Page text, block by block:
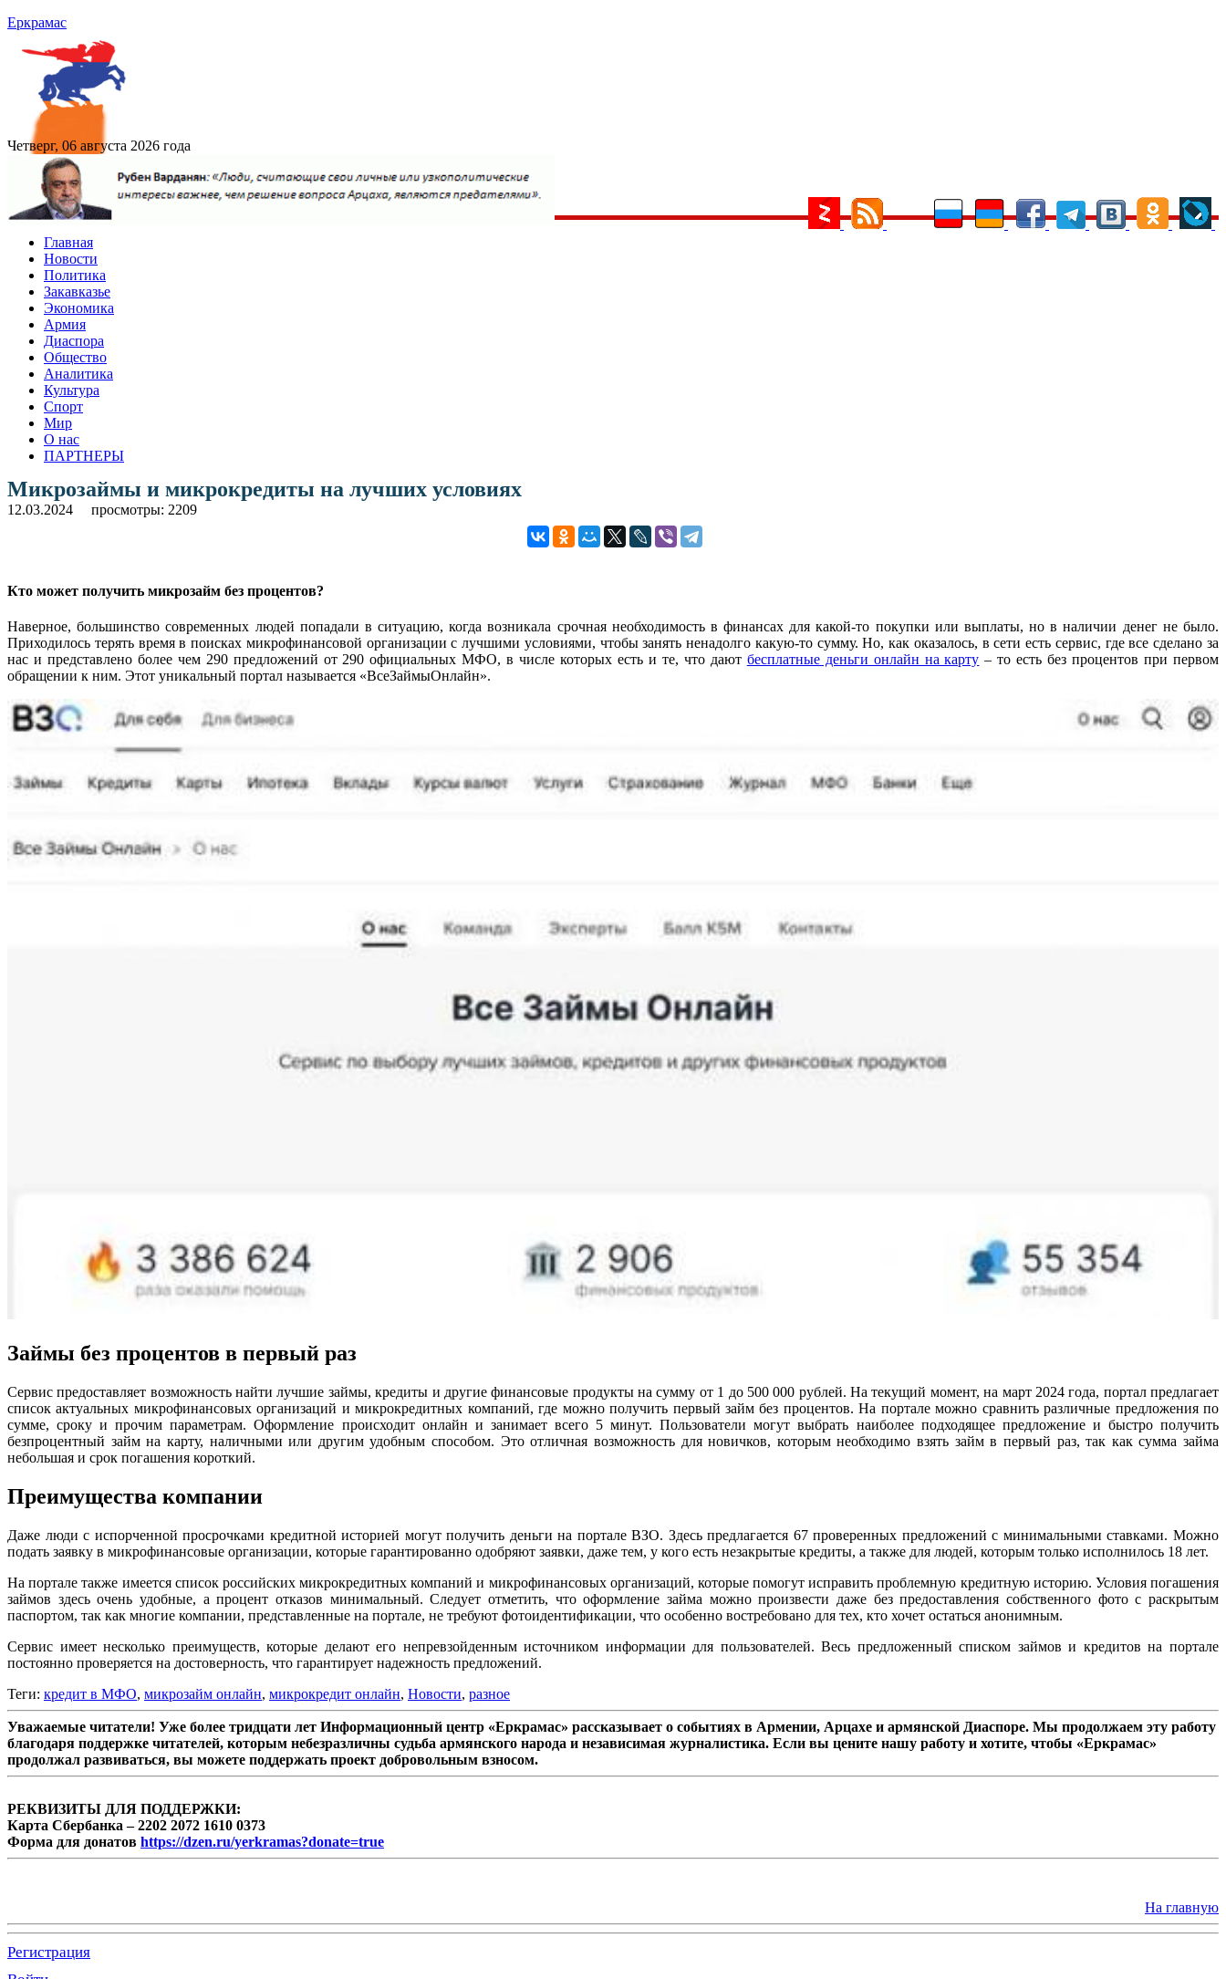
Еркрамас
Четверг, 06 августа 2026 года
Главная
Новости
Политика
Закавказье
Экономика
Армия
Диаспора
Общество
Аналитика
Культура
Спорт
Мир
О нас
ПАРТНЕРЫ
Микрозаймы и микрокредиты на лучших условиях
12.03.2024 просмотры: 2209
Кто может получить микрозайм без процентов?
Наверное, большинство современных людей попадали в ситуацию, когда возникала срочная необходимость в финансах для какой-то покупки или выплаты, но в наличии денег не было.
Приходилось терять время в поисках микрофинансовой организации с лучшими условиями, чтобы занять ненадолго какую-то сумму. Но, как оказалось, в сети есть сервис, где все сделано за
нас и представлено более чем 290 предложений от 290 официальных МФО, в числе которых есть и те, что дают бесплатные деньги онлайн на карту – то есть без процентов при первом
обращении к ним. Этот уникальный портал называется «ВсеЗаймыОнлайн».
Займы без процентов в первый раз
Сервис предоставляет возможность найти лучшие займы, кредиты и другие финансовые продукты на сумму от 1 до 500 000 рублей. На текущий момент, на март 2024 года, портал предлагает
список актуальных микрофинансовых организаций и микрокредитных компаний, где можно получить первый займ без процентов. На портале можно сравнить различные предложения по
сумме, сроку и прочим параметрам. Оформление происходит онлайн и занимает всего 5 минут. Пользователи могут выбрать наиболее подходящее предложение и быстро получить
безпроцентный займ на карту, наличными или другим удобным способом. Это отличная возможность для новичков, которым необходимо взять займ в первый раз, так как сумма займа
небольшая и срок погашения короткий.
Преимущества компании
Даже люди с испорченной просрочками кредитной историей могут получить деньги на портале ВЗО. Здесь предлагается 67 проверенных предложений с минимальными ставками. Можно
подать заявку в микрофинансовые организации, которые гарантированно одобряют заявки, даже тем, у кого есть незакрытые кредиты, а также для людей, которым только исполнилось 18 лет.
На портале также имеется список российских микрокредитных компаний и микрофинансовых организаций, которые помогут исправить проблемную кредитную историю. Условия погашения
займов здесь очень удобные, а процент отказов минимальный. Следует отметить, что оформление займа можно произвести даже без предоставления собственного фото с раскрытым
паспортом, так как многие компании, представленные на портале, не требуют фотоидентификации, что особенно востребовано для тех, кто хочет остаться анонимным.
Сервис имеет несколько преимуществ, которые делают его непревзойденным источником информации для пользователей. Весь предложенный списком займов и кредитов на портале
постоянно проверяется на достоверность, что гарантирует надежность предложений.
Теги: кредит в МФО, микрозайм онлайн, микрокредит онлайн, Новости, разное
Уважаемые читатели! Уже более тридцати лет Информационный центр «Еркрамас» рассказывает о событиях в Армении, Арцахе и армянской Диаспоре. Мы продолжаем эту работу
благодаря поддержке читателей, которым небезразличны судьба армянского народа и независимая журналистика. Если вы цените нашу работу и хотите, чтобы «Еркрамас»
продолжал развиваться, вы можете поддержать проект добровольным взносом.
РЕКВИЗИТЫ ДЛЯ ПОДДЕРЖКИ:
Карта Сбербанка – 2202 2072 1610 0373
Форма для донатов https://dzen.ru/yerkramas?donate=true
На главную
Регистрация